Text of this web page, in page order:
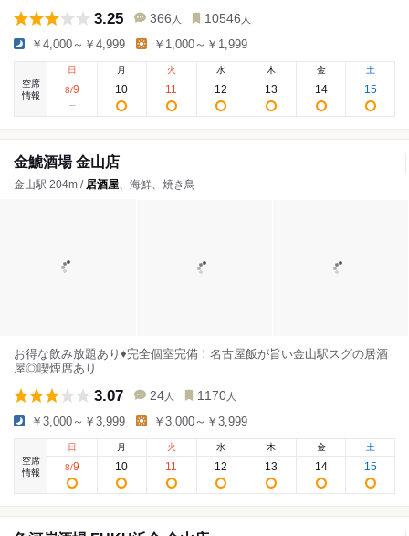
3.25 366 人 10546 人
￥4,000～￥4,999 ￥1,000～￥1,999
空席
情報
日
8/9
月
10
火
11
水
12
木
13
金
14
土
15
金鯱酒場 金山店
金山駅 204m / 居酒屋、海鮮、焼き鳥
お得な飲み放題あり♦︎完全個室完備！名古屋飯が旨い金山駅スグの居酒
屋◎喫煙席あり
3.07 24 人 1170 人
￥3,000～￥3,999 ￥3,000～￥3,999
空席
情報
日
8/9
月
10
火
11
水
12
木
13
金
14
土
15